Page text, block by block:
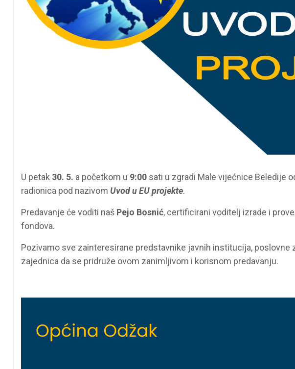
U petak 30. 5. a početkom u 9:00 sati u zgradi Male vijećnice Beledije
radionica pod nazivom Uvod u EU projekte.
Predavanje će voditi naš Pejo Bosnić, certificirani voditelj izrade i
fondova.
Pozivamo sve zainteresirane predstavnike javnih institucija, poslovne
zajednica da se pridruže ovom zanimljivom i korisnom predavanju.